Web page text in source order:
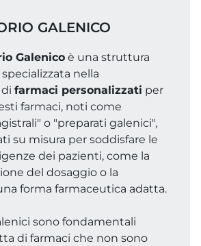
GALENICO
Galenico è una struttura
nella
farmaci personalizzati per
farmaci, noti come
o "preparati galenici",
su misura per soddisfare le
dei pazienti, come la
del dosaggio o la
forma farmaceutica adatta.
sono fondamentali
di farmaci che non sono